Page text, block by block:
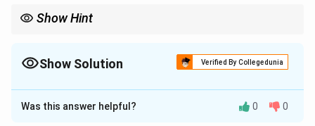
Show Hint
Show Solution Verified By Collegedunia
The Correct Option isC
Solution and Explanation
Was this answer helpful? 0 0